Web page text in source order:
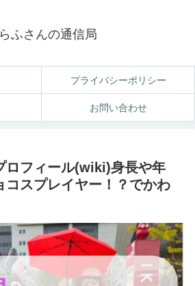
ふさんの通信局
プライバシーポリシー
お問い合わせ
ロフィール(wiki)身長や年
コスプレイヤー！？でかわ